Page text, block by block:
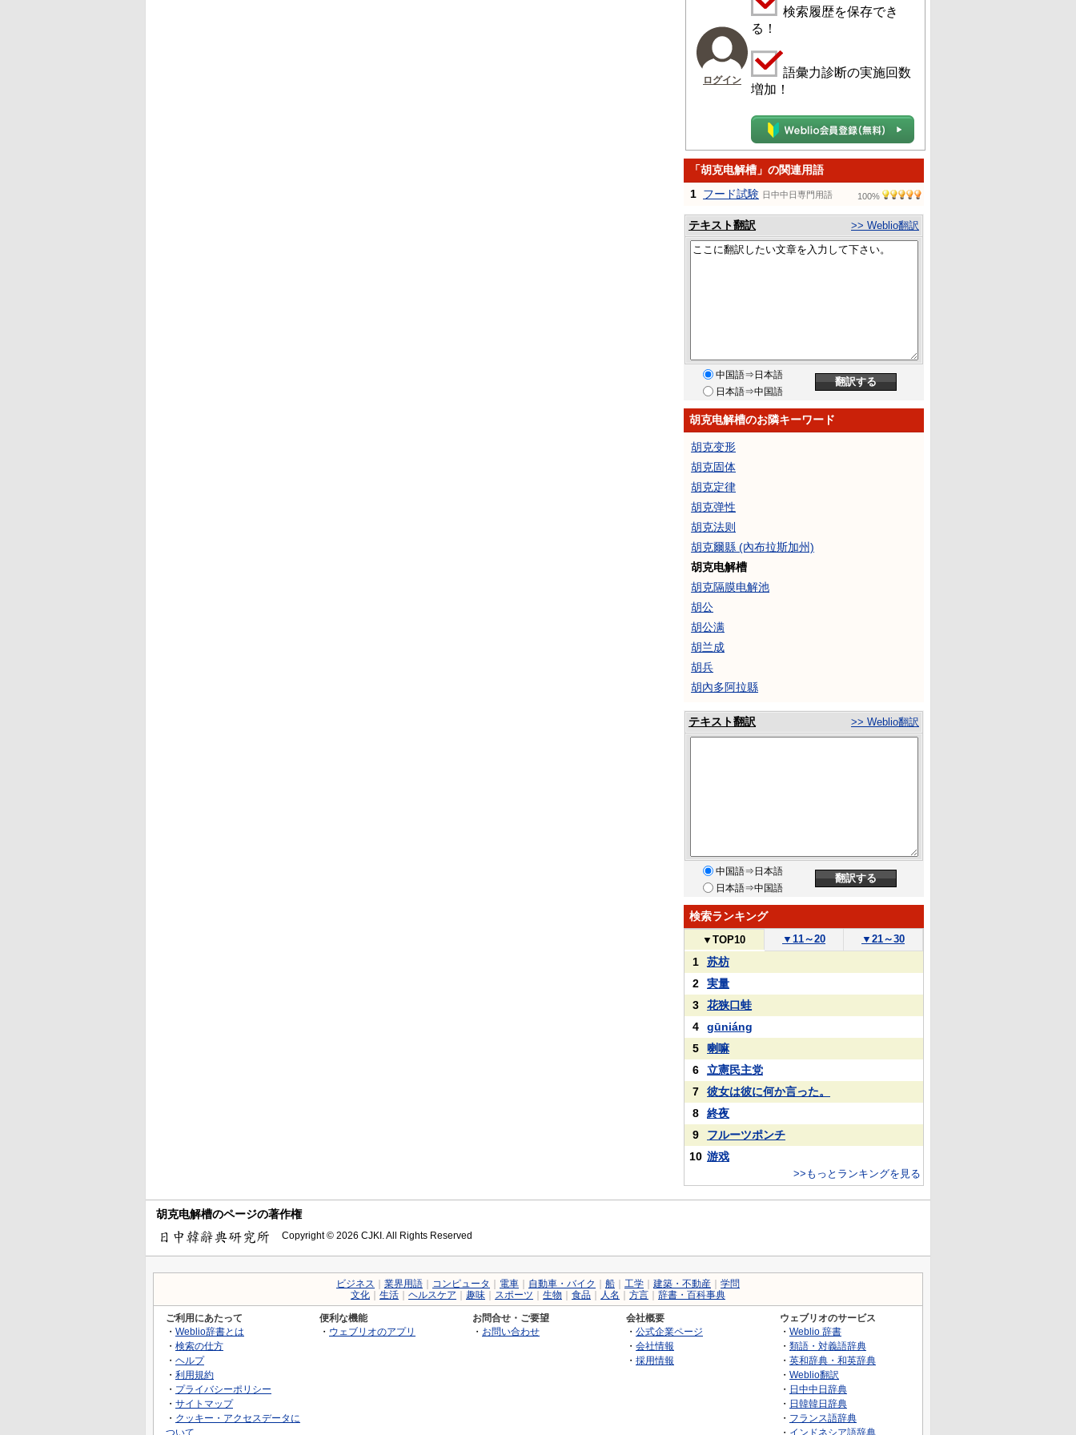
ログイン
検索履歴を保存でき
る！
語彙力診断の実施回数
増加！
「胡克电解槽」の関連用語
1 フード試験 日中中日専門用語 100%
テキスト翻訳 >> Weblio翻訳
中国語⇒日本語
日本語⇒中国語
胡克电解槽のお隣キーワード
胡克变形
胡克固体
胡克定律
胡克弹性
胡克法则
胡克爾縣 (內布拉斯加州)
胡克电解槽
胡克隔膜电解池
胡公
胡公满
胡兰成
胡兵
胡內多阿拉縣
テキスト翻訳 >> Weblio翻訳
中国語⇒日本語
日本語⇒中国語
検索ランキング
▼ TOP10 ▼ 11～20 ▼ 21～30
1
苏枋
2
実量
3
花狭口蛙
4
gūniáng
5
喇嘛
6
立憲民主党
7
彼女は彼に何か言った。
8
終夜
9
フルーツポンチ
10 游戏
>>もっとランキングを見る
胡克电解槽のページの著作権
Copyright © 2026 CJKI. All Rights Reserved
ビジネス 業界用語 コンピュータ 電車 自動車・バイク 船 工学 建築・不動産
学問
文化
生活 ヘルスケア 趣味 スポーツ 生物 食品 人名 方言 辞書・百科事典
ご利用にあたって
・ Weblio辞書とは
・ 検索の仕方
・ ヘルプ
・ 利用規約
・ プライバシーポリシー
・ サイトマップ
・ クッキー・アクセスデータに
ついて
便利な機能
・ ウェブリオのアプリ
お問合せ・ご要望
・ お問い合わせ
会社概要
・ 公式企業ページ
・ 会社情報
・ 採用情報
ウェブリオのサービス
・ Weblio 辞書
・ 類語・対義語辞典
・ 英和辞典・和英辞典
・ Weblio翻訳
・ 日中中日辞典
・ 日韓韓日辞典
・ フランス語辞典
・ インドネシア語辞典